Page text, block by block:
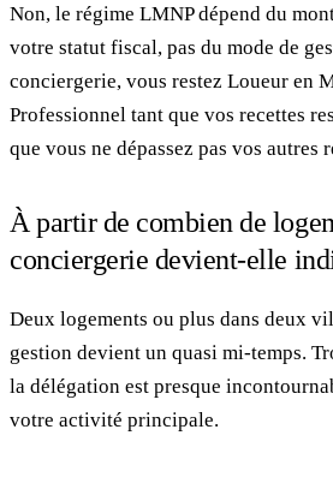
Non, le régime LMNP dépend du
votre statut fiscal, pas du mode de
conciergerie, vous restez Loueur en
Professionnel tant que vos recettes
que vous ne dépassez pas vos autres
À partir de combien de
conciergerie devient-elle
Deux logements ou plus dans deux
gestion devient un quasi mi-temps.
la délégation est presque
votre activité principale.